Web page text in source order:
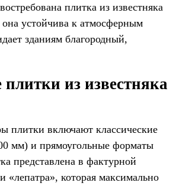
плитка из известняка
она устойчива к атмосферным
зданиям благородный,
из известняка
плитки включают классические
мм) и прямоугольные форматы
представлена в фактурной
«лепатра», которая максимально